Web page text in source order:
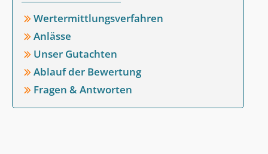
Wertermittlungsverfahren
Anlässe
Unser Gutachten
Ablauf der Bewertung
Fragen & Antworten